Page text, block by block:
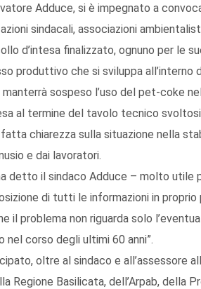
Adduce, si è impegnato a
sindacali, associazioni
d’intesa finalizzato, ognuno per le
produttivo che si sviluppa all’interno
sospeso l’uso del pet-coke
al termine del tavolo tecnico
chiarezza sulla situazione nella
e dai lavoratori.
detto il sindaco Adduce – molto
di tutti le informazioni in
il problema non riguarda solo
corso degli ultimi 60 anni”.
oltre al sindaco e all’assessore
Regione Basilicata, dell’Arpab, della